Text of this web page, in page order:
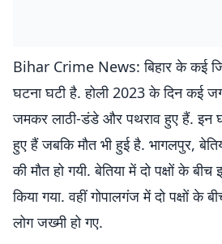
Bihar Crime News: बिहार के कई
घटना घटी है. होली 2023 के दिन कई
जमकर लाठी-डंडे और पथराव हुए हैं. इन
हुए हैं जबकि मौत भी हुई है. भागलपुर,
की मौत हो गयी. बेतिया में दो पक्षों के
किया गया. वहीं गोपालगंज में दो पक्षों के
लोग जख्मी हो गए.